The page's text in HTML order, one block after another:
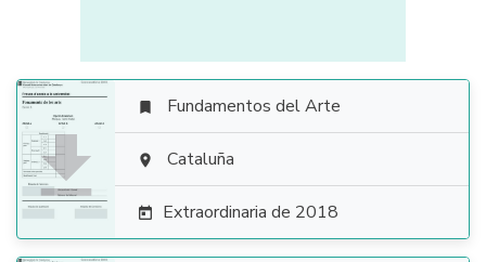

 Fundamentos del Arte
 Cataluña
 Extraordinaria de 2018